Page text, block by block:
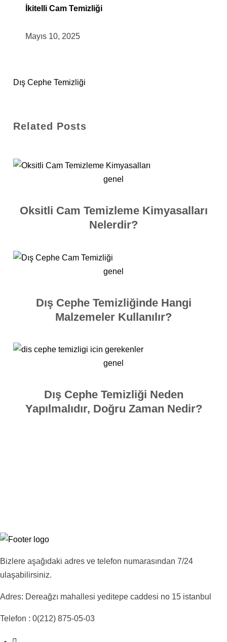
İkitelli Cam Temizliği
Mayıs 10, 2025
Dış Cephe Temizliği
Related Posts
genel
Oksitli Cam Temizleme Kimyasalları
Nelerdir?
genel
Dış Cephe Temizliğinde Hangi
Malzemeler Kullanılır?
genel
Dış Cephe Temizliği Neden
Yapılmalıdır, Doğru Zaman Nedir?
Bizlere aşağıdaki adres ve telefon numarasından 7/24
ulaşabilirsiniz.
Adres: Dereağzı mahallesi yeditepe caddesi no 15 istanbul
Telefon : 0(212) 875-05-03